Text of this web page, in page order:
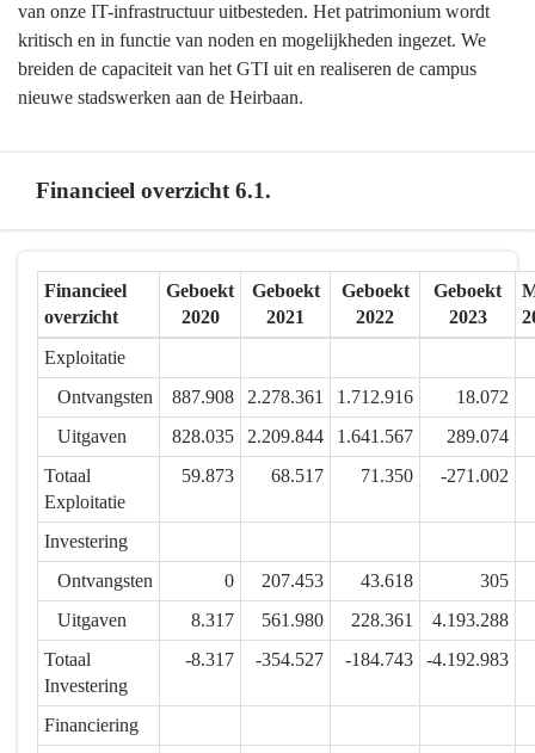
efficiënt
ingezet
Samenvatting
van onze IT-infrastructuur uitbesteden. Het patrimonium wordt
kritisch en in functie van noden en mogelijkheden ingezet. We
breiden de capaciteit van het GTI uit en realiseren de campus
nieuwe stadswerken aan de Heirbaan.
Financieel overzicht 6.1.
navigatie
middelen
worden
efficiënt
ingezet
creëren
meerwaarde
Financieel
overzicht
Financieel
overzicht
Geboekt
2020
Geboekt
2021
Geboekt
2022
Geboekt
2023
Exploitatie
Ontvangsten
887.908 2.278.361 1.712.916
18.072
Uitgaven
828.035 2.209.844 1.641.567
289.074
Totaal
Exploitatie
59.873 68.517 71.350 -271.002
Investering
Ontvangsten
0 207.453 43.618
305
Uitgaven
8.317 561.980 228.361
4.193.288
Totaal
Investering
-8.317 -354.527 -184.743 -4.192.983
Financiering